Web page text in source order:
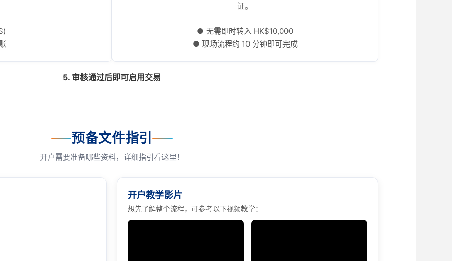
证。
● 无需即时转入 HK$10,000
● 现场流程约 10 分钟即可完成
5. 审核通过后即可启用交易
预备文件指引
开户需要准备哪些资料，详细指引看这里！
开户教学影片
想先了解整个流程，可参考以下视频教学：